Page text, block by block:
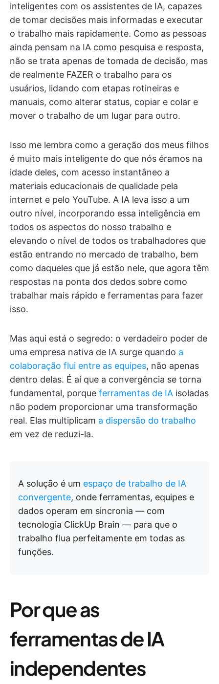
inteligentes com os assistentes de IA, capazes
de tomar decisões mais informadas e executar
o trabalho mais rapidamente. Como as pessoas
ainda pensam na IA como pesquisa e resposta,
não se trata apenas de tomada de decisão, mas
de realmente FAZER o trabalho para os
usuários, lidando com etapas rotineiras e
manuais, como alterar status, copiar e colar e
mover o trabalho de um lugar para outro.
Isso me lembra como a geração dos meus filhos
é muito mais inteligente do que nós éramos na
idade deles, com acesso instantâneo a
materiais educacionais de qualidade pela
internet e pelo YouTube. A IA leva isso a um
outro nível, incorporando essa inteligência em
todos os aspectos do nosso trabalho e
elevando o nível de todos os trabalhadores que
estão entrando no mercado de trabalho, bem
como daqueles que já estão nele, que agora têm
respostas na ponta dos dedos sobre como
trabalhar mais rápido e ferramentas para fazer
isso.
Mas aqui está o segredo: o verdadeiro poder de
uma empresa nativa de IA surge quando a
colaboração flui entre as equipes, não apenas
dentro delas. É aí que a convergência se torna
fundamental, porque ferramentas de IA isoladas
não podem proporcionar uma transformação
real. Elas multiplicam a dispersão do trabalho
em vez de reduzi-la.
A solução é um espaço de trabalho de IA
convergente, onde ferramentas, equipes e
dados operam em sincronia — com
tecnologia ClickUp Brain — para que o
trabalho flua perfeitamente em todas as
funções.
Por que as
ferramentas de IA
independentes